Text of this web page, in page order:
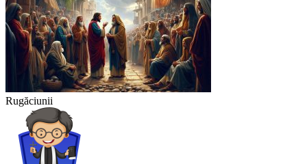
Rugăciunii